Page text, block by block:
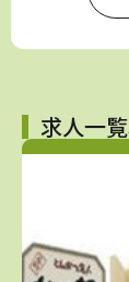
求人一覧